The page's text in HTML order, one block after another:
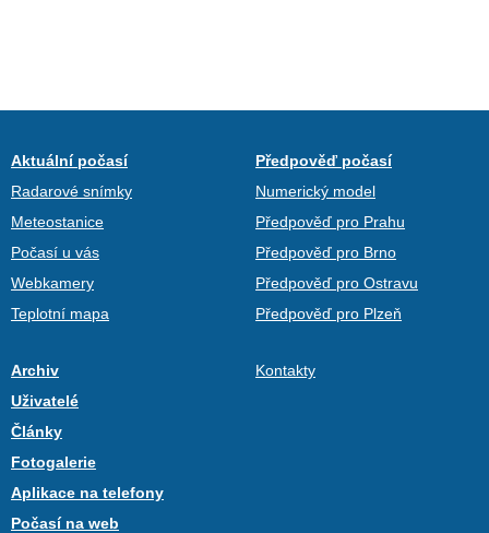
Aktuální počasí
Radarové snímky
Meteostanice
Počasí u vás
Webkamery
Teplotní mapa
Předpověď počasí
Numerický model
Předpověď pro Prahu
Předpověď pro Brno
Předpověď pro Ostravu
Předpověď pro Plzeň
Archiv
Uživatelé
Články
Fotogalerie
Aplikace na telefony
Počasí na web
Kontakty